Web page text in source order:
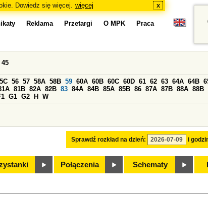
Dowiedz się więcej. więcej x
Reklama Przetargi O MPK Praca
Sprawdź rozkład na dzień: i
45
56 57 58A 58B 59 60A 60B 60C 60D 61 62 63 64A 64B
81B 82A 82B 83 84A 84B 85A 85B 86 87A 87B 88A 88B
G1 G2 H W
Połączenia Schematy